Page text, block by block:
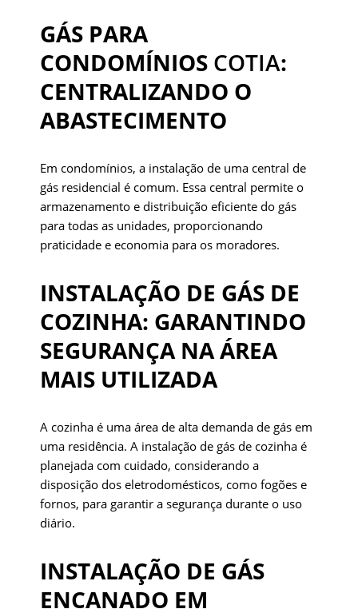
GÁS PARA
CONDOMÍNIOS COTIA:
CENTRALIZANDO O
ABASTECIMENTO
Em condomínios, a instalação de uma central de
gás residencial é comum. Essa central permite o
armazenamento e distribuição eficiente do gás
para todas as unidades, proporcionando
praticidade e economia para os moradores.
INSTALAÇÃO DE GÁS DE
COZINHA: GARANTINDO
SEGURANÇA NA ÁREA
MAIS UTILIZADA
A cozinha é uma área de alta demanda de gás em
uma residência. A instalação de gás de cozinha é
planejada com cuidado, considerando a
disposição dos eletrodomésticos, como fogões e
fornos, para garantir a segurança durante o uso
diário.
INSTALAÇÃO DE GÁS
ENCANADO EM